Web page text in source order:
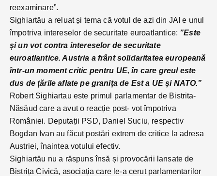
reexaminare”.
Sighiartău a reluat și tema că votul de azi din JAI e unul
împotriva intereselor de securitate euroatlantice: ”Este
și un vot contra intereselor de securitate
euroatlantice. Austria a frânt solidaritatea europeană
într-un moment critic pentru UE, în care greul este
dus de țările aflate pe granița de Est a UE și NATO.”
Robert Sighiartau este primul parlamentar de Bistrita-
Năsăud care a avut o reacție post- vot împotriva
României. Deputații PSD, Daniel Suciu, respectiv
Bogdan Ivan au făcut postări extrem de critice la adresa
Austriei, înaintea votului efectiv.
Sighiartău nu a răspuns însă și provocării lansate de
Bistrița Civică, asociația care le-a cerut parlamentarilor